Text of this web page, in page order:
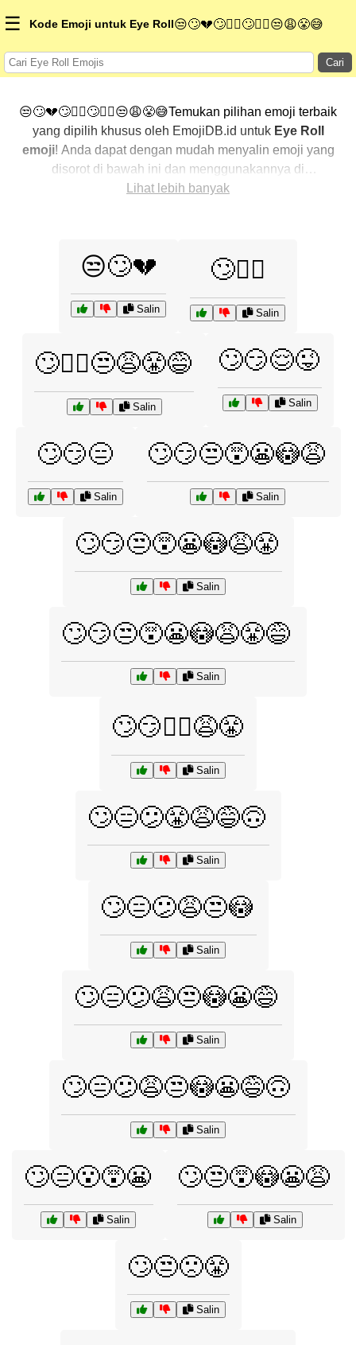
☰ Kode Emoji untuk Eye Roll😒🙄💔🙄💁‍♂️🙄💁‍♂️😒😩😤😅
Cari
😒🙄💔🙄💁‍♂️🙄💁‍♂️😒😩😤😅Temukan pilihan emoji terbaik
yang dipilih khusus oleh EmojiDB.id untuk Eye Roll
emoji! Anda dapat dengan mudah menyalin emoji yang
disorot di bawah ini dan menggunakannya di
percakapan Anda untuk menambahkan sentuhan
lainnya untuk menemukan cara baru dalam
Eye Roll dengan emoji
Lihat lebih banyak
😒🙄💔
Salin
🙄💁‍♂️
Salin
🙄💁‍♂️😒😩😤😅
Salin
🙄😏😌😜
Salin
🙄😏😑
Salin
🙄😏😒😵😬😳😩
Salin
🙄😏😒😵😬😳😩😤
Salin
🙄😏😒😵😬😳😩😤😅
Salin
🙄😏🤦‍♀️😩😤
Salin
🙄😑😕😤😩😅🙃
Salin
🙄😑😕😩😒😳
Salin
🙄😑😕😩😒😳😬😅
Salin
🙄😑😕😩😒😳😬😅🙃
Salin
🙄😑😮😵😬
Salin
🙄😒😵😳😬😩
Salin
🙄😒🙁😤
Salin